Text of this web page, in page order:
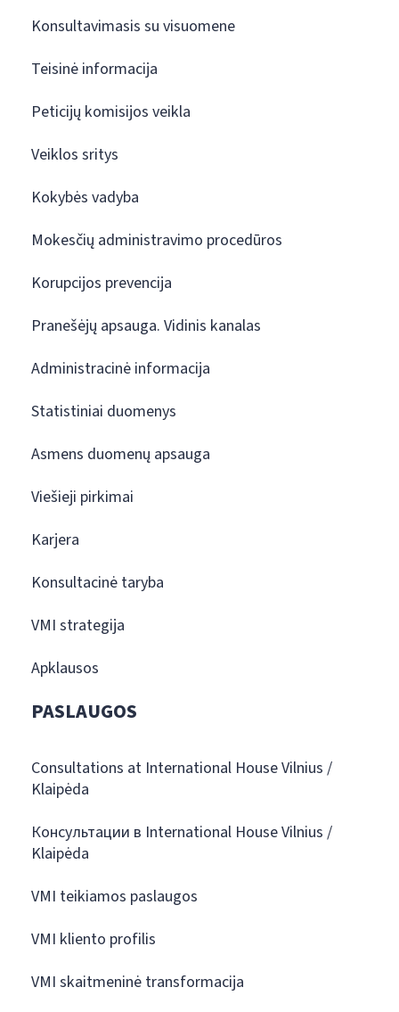
Konsultavimasis su visuomene
Teisinė informacija
Peticijų komisijos veikla
Veiklos sritys
Kokybės vadyba
Mokesčių administravimo procedūros
Korupcijos prevencija
Pranešėjų apsauga. Vidinis kanalas
Administracinė informacija
Statistiniai duomenys
Asmens duomenų apsauga
Viešieji pirkimai
Karjera
Konsultacinė taryba
VMI strategija
Apklausos
PASLAUGOS
Consultations at International House Vilnius /
Klaipėda
Консультации в International House Vilnius /
Klaipėda
VMI teikiamos paslaugos
VMI kliento profilis
VMI skaitmeninė transformacija